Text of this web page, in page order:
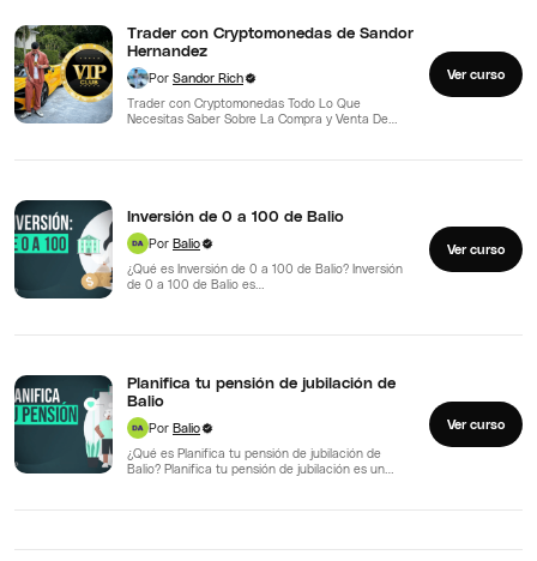
Trader con Cryptomonedas de Sandor
Hernandez
Por Sandor Rich
Trader con Cryptomonedas Todo Lo Que
Necesitas Saber Sobre La Compra y Venta De
Ver curso
Inversión de 0 a 100 de Balio
Por Balio
¿Qué es Inversión de 0 a 100 de Balio? Inversión
de 0 a 100 de Balio es…
Ver curso
Planifica tu pensión de jubilación de
Balio
Por Balio
¿Qué es Planifica tu pensión de jubilación de
Balio? Planifica tu pensión de jubilación es un
Ver curso